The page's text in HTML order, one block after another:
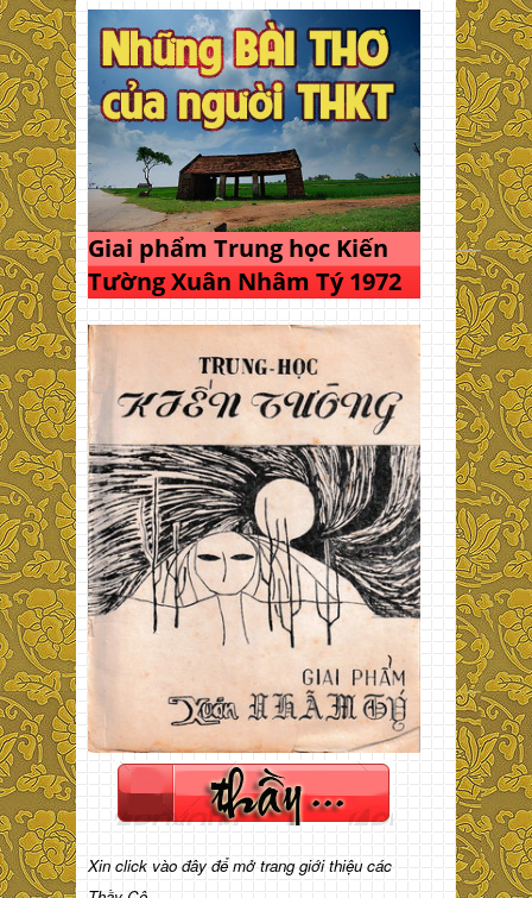
Giai phẩm Trung học Kiến
Tường Xuân Nhâm Tý 1972
Xin click vào đây để mở trang giới thiệu các